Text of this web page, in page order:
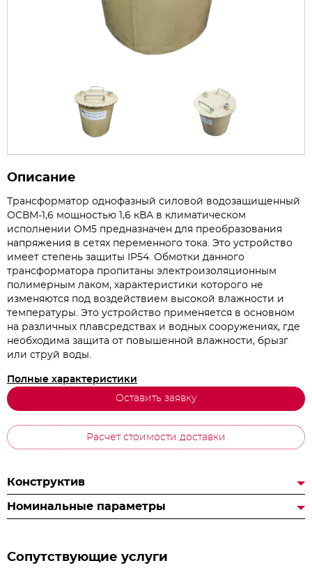
Описание
Трансформатор однофазный силовой водозащищенный
ОСВМ-1,6 мощностью 1,6 кВА в климатическом
исполнении ОМ5 предназначен для преобразования
напряжения в сетях переменного тока. Это устройство
имеет степень защиты IP54. Обмотки данного
трансформатора пропитаны электроизоляционным
полимерным лаком, характеристики которого не
изменяются под воздействием высокой влажности и
температуры. Это устройство применяется в основном
на различных плавсредствах и водных сооружениях, где
необходима защита от повышенной влажности, брызг
или струй воды.
Полные характеристики
Оставить заявку
Расчет стоимости доставки
Конструктив
Номинальные параметры
Сопутствующие услуги